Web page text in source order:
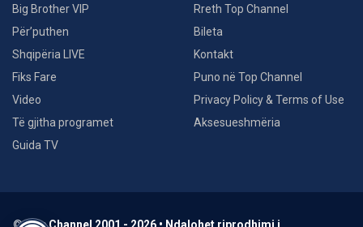
Big Brother VIP
Për’puthen
Shqipëria LIVE
Fiks Fare
Video
Të gjitha programet
Guida TV
Rreth Top Channel
Bileta
Kontakt
Puno në Top Channel
Privacy Policy & Terms of Use
Aksesueshmëria